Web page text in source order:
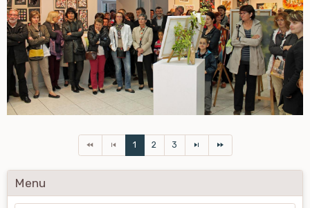
1 2 3
Menu